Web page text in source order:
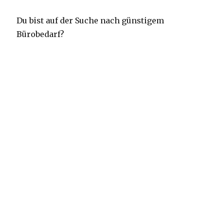
Du bist auf der Suche nach günstigem
Bürobedarf?